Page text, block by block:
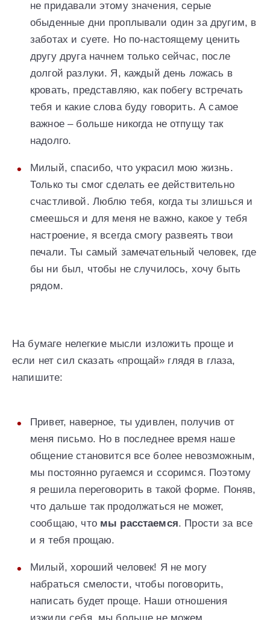
не придавали этому значения, серые
обыденные дни проплывали один за другим, в
заботах и суете. Но по-настоящему ценить
другу друга начнем только сейчас, после
долгой разлуки. Я, каждый день ложась в
кровать, представляю, как побегу встречать
тебя и какие слова буду говорить. А самое
важное – больше никогда не отпущу так
надолго.
Милый, спасибо, что украсил мою жизнь.
Только ты смог сделать ее действительно
счастливой. Люблю тебя, когда ты злишься и
смеешься и для меня не важно, какое у тебя
настроение, я всегда смогу развеять твои
печали. Ты самый замечательный человек, где
бы ни был, чтобы не случилось, хочу быть
рядом.
На бумаге нелегкие мысли изложить проще и
если нет сил сказать «прощай» глядя в глаза,
напишите:
Привет, наверное, ты удивлен, получив от
меня письмо. Но в последнее время наше
общение становится все более невозможным,
мы постоянно ругаемся и ссоримся. Поэтому
я решила переговорить в такой форме. Поняв,
что дальше так продолжаться не может,
сообщаю, что мы расстаемся. Прости за все
и я тебя прощаю.
Милый, хороший человек! Я не могу
набраться смелости, чтобы поговорить,
написать будет проще. Наши отношения